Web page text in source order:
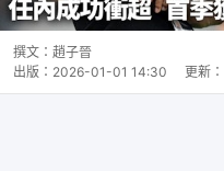
撰文： 趙子晉
出版： 2026-01-01 14:30 更新：